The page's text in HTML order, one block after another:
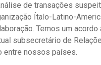
de transações
Ítalo-Latino-
Temos um
subsecretário de
entre nossos países.